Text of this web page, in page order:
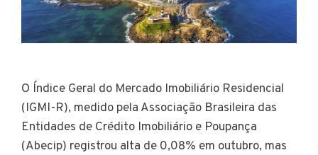
O Índice Geral do Mercado Imobiliário Residencial
(IGMI-R), medido pela Associação Brasileira das
Entidades de Crédito Imobiliário e Poupança
(Abecip) registrou alta de 0,08% em outubro, mas